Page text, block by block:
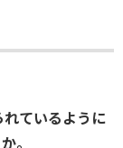
れているように
。